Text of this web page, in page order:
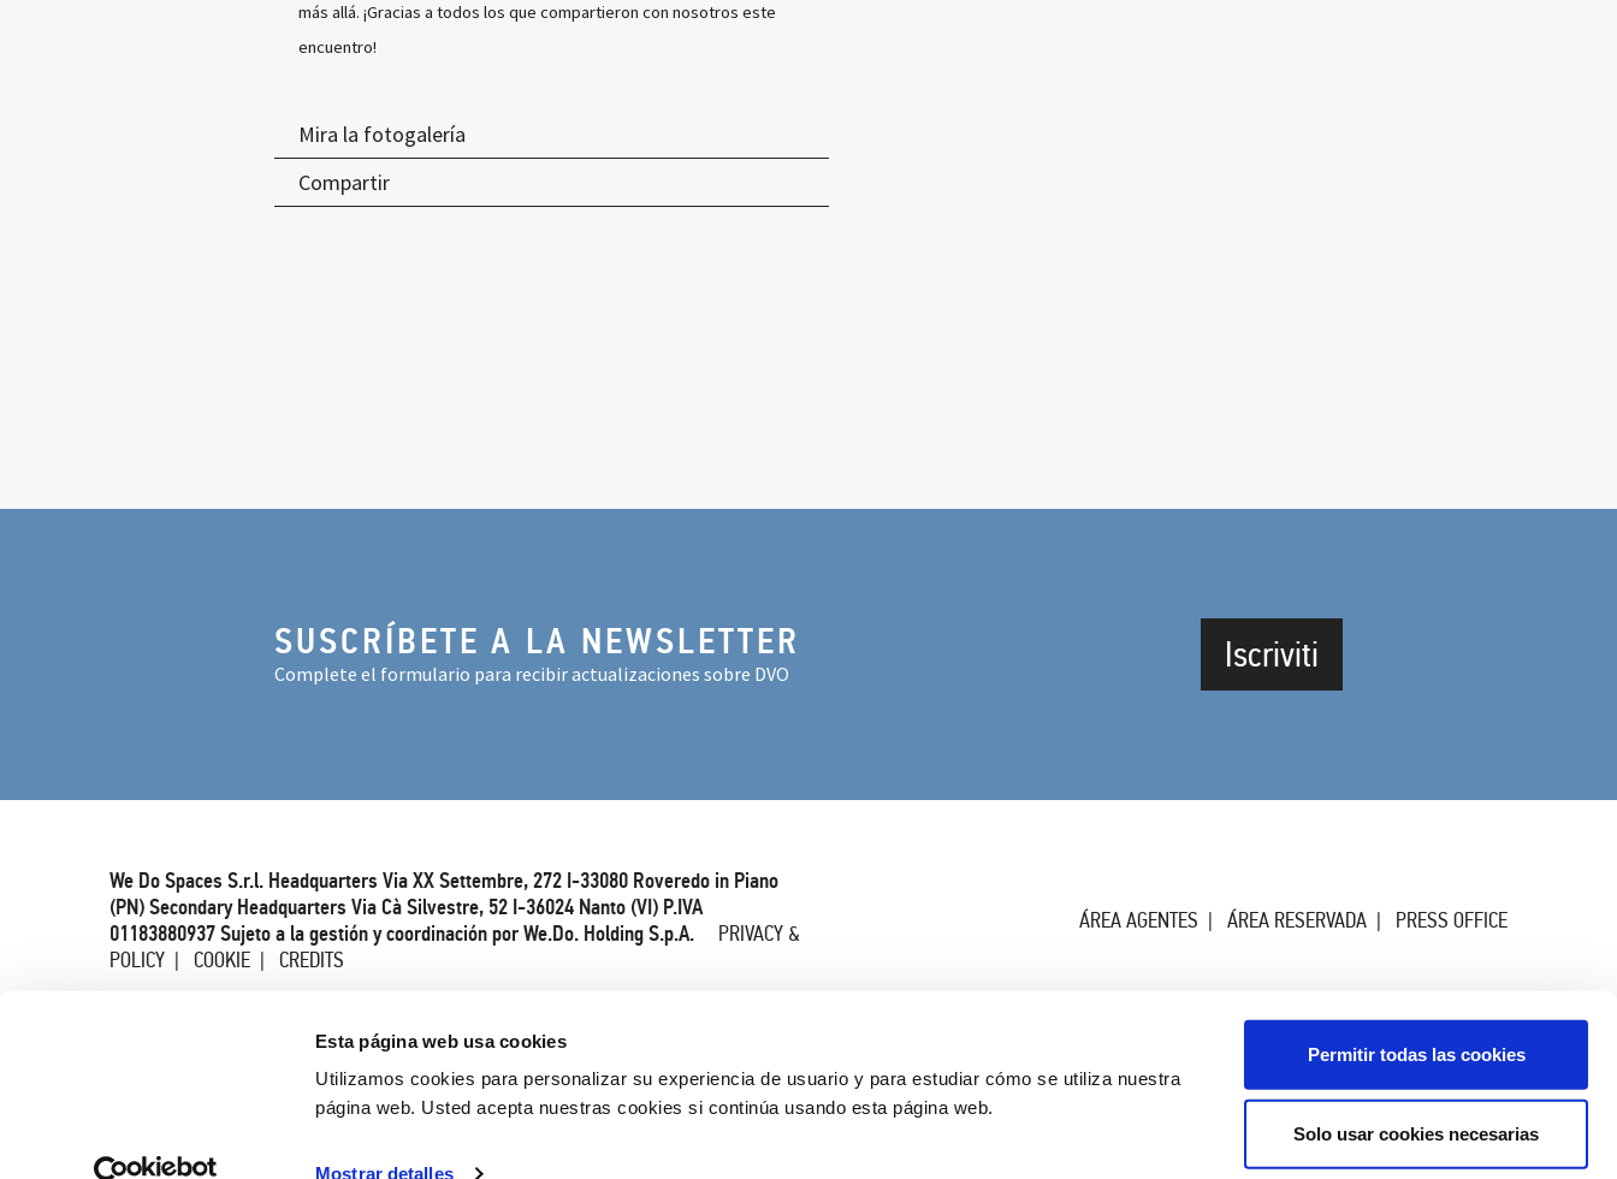
Esta página web usa cookies
Utilizamos cookies para personalizar su experiencia de usuario y para estudiar cómo se utiliza nuestra
página web. Usted acepta nuestras cookies si continúa usando esta página web.
Mostrar detalles
Permitir todas las cookies
Solo usar cookies necesarias
más allá. ¡Gracias a todos los que compartieron con nosotros este
encuentro!
Mira la fotogalería
Compartir
SUSCRÍBETE A LA NEWSLETTER
Complete el formulario para recibir actualizaciones sobre DVO Iscriviti
We Do Spaces S.r.l. Headquarters Via XX Settembre, 272 I-33080 Roveredo in Piano
(PN) Secondary Headquarters Via Cà Silvestre, 52 I-36024 Nanto (VI) P.IVA
01183880937 Sujeto a la gestión y coordinación por We.Do. Holding S.p.A.
PRIVACY &
POLICY
COOKIE CREDITS
ÁREA AGENTES ÁREA RESERVADA PRESS OFFICE